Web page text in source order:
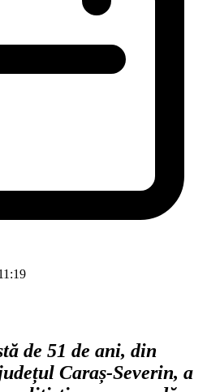
de 51 de ani, din
Caraș-Severin, a